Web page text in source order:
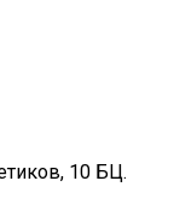
10 БЦ.